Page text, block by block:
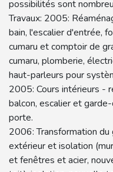
possibilités sont
Travaux: 2005:
bain, l'escalier d'entrée,
cumaru et comptoir de
cumaru, plomberie,
haut-parleurs pour
2005: Cours intérieurs -
balcon, escalier et
porte.
2006: Transformation
extérieur et isolation
et fenêtres et acier,